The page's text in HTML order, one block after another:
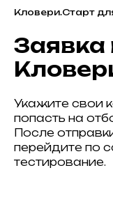
Кловери.Старт
Заявка
Укажите свои
попасть на
После
перейдите по
тестирование.